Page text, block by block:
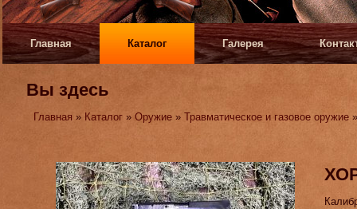
Главная Каталог Галерея
Вы здесь
Главная » Каталог »Оружие »Травматическое и газовое оружие